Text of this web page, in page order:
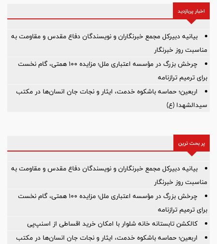
اخبار پربازدید
بیانیه دبیرکل مجمع خبرنگاران و نویسندگان دفاع مقدس و مقاومت به
مناسبت روز خبرنگار
چرخش بزرگ در مؤسسه اعتباری ملل؛ مزایده ۱۰۰ همتی، گام نخست
برای ترمیم ترازنامه
اربعین؛ حماسه باشکوه خدمت، ایثار و نجات جان انسان‌ها در مکتب
سیدالشهدا (ع)
پر بحث ترین
بیانیه دبیرکل مجمع خبرنگاران و نویسندگان دفاع مقدس و مقاومت به
مناسبت روز خبرنگار
چرخش بزرگ در مؤسسه اعتباری ملل؛ مزایده ۱۰۰ همتی، گام نخست
برای ترمیم ترازنامه
کالکشن تابستانه خانه شلوار با امکان خرید اقساطی از اسنپ‌پی
اربعین؛ حماسه باشکوه خدمت، ایثار و نجات جان انسان‌ها در مکتب